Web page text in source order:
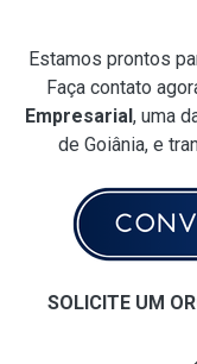
Estamos prontos
Faça contato
Empresarial, uma
de Goiânia, e
SOLICITE UM